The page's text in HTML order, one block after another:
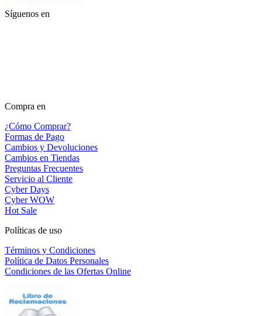
Síguenos en
Compra en
¿Cómo Comprar?
Formas de Pago
Cambios y Devoluciones
Cambios en Tiendas
Preguntas Frecuentes
Servicio al Cliente
Cyber Days
Cyber WOW
Hot Sale
Políticas de uso
Términos y Condiciones
Política de Datos Personales
Condiciones de las Ofertas Online